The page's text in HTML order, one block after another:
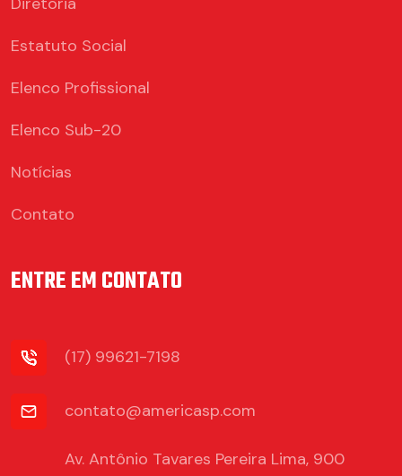
Estatuto Social
Elenco Profissional
Elenco Sub-20
Notícias
Contato
ENTRE EM CONTATO
(17) 99621-7198
contato@americasp.com
Av. Antônio Tavares Pereira Lima, 900